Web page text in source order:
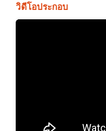
วิดีโอประกอบ